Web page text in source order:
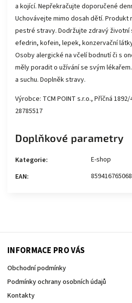
a kojící. Nepřekračujte doporučené
Uchovávejte mimo dosah dětí. Produkt
pestré stravy. Dodržujte zdravý životní
efedrin, kofein, lepek, konzervační
Osoby alergické na včelí bodnutí či s
měly poradit o užívání se svým
a suchu. Doplněk stravy.
Výrobce: TCM POINT s.r.o., Příčná 1892/
28785517
Doplňkové parametry
Kategorie:
E-shop
EAN:
INFORMACE PRO VÁS
Obchodní podmínky
Podmínky ochrany osobních údajů
Kontakty